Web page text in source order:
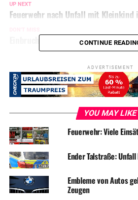
UP NEXT
Feuerwehr nach Unfall mit Kleinkind
Einbruch in Mehrfamilienhaus
CONTINUE
ADVERTISEMENT
YOU MAY LIKE
Feuerwehr: Viele
Ender Talstraße:
Embleme von Autos
Zeugen